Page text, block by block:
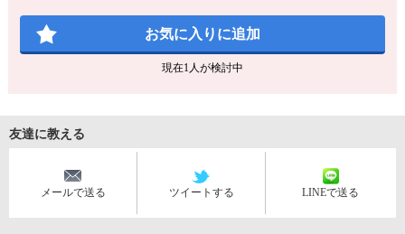
お気に入りに追加
現在1人が検討中
友達に教える
メールで送る ツイートする LINEで送る